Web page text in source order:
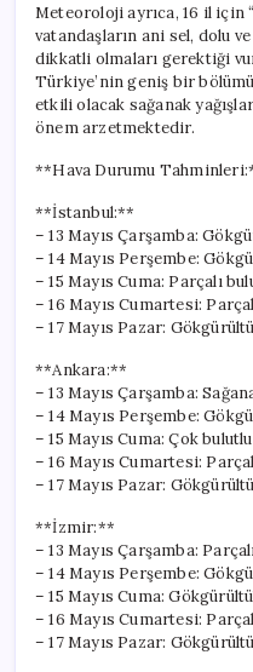
Meteoroloji ayrıca, 16 il için
vatandaşların ani sel, dolu
dikkatli olmaları gerektiği
Türkiye’nin geniş bir
etkili olacak sağanak
önem arzetmektedir.
**Hava Durumu
**İstanbul:**
– 13 Mayıs Çarşamba:
– 14 Mayıs Perşembe:
– 15 Mayıs Cuma: Parçalı
– 16 Mayıs Cumartesi:
– 17 Mayıs Pazar:
**Ankara:**
– 13 Mayıs Çarşamba:
– 14 Mayıs Perşembe:
– 15 Mayıs Cuma: Çok
– 16 Mayıs Cumartesi:
– 17 Mayıs Pazar:
**İzmir:**
– 13 Mayıs Çarşamba:
– 14 Mayıs Perşembe:
– 15 Mayıs Cuma:
– 16 Mayıs Cumartesi:
– 17 Mayıs Pazar: